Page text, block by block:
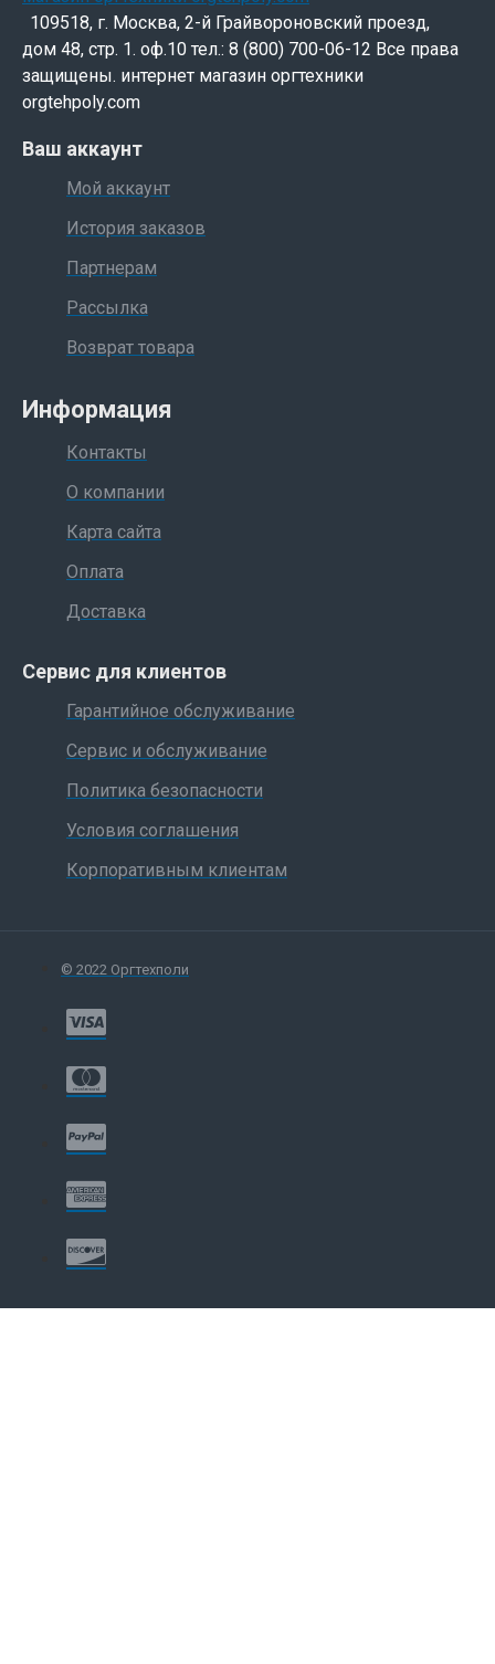
109518, г. Москва, 2-й Грайвороновский проезд,
дом 48, стр. 1. оф.10 тел.: 8 (800) 700-06-12 Все права
защищены. интернет магазин оргтехники
orgtehpoly.com
Ваш аккаунт
Мой аккаунт
История заказов
Партнерам
Рассылка
Возврат товара
Информация
Контакты
О компании
Карта сайта
Оплата
Доставка
Сервис для клиентов
Гарантийное обслуживание
Сервис и обслуживание
Политика безопасности
Условия соглашения
Корпоративным клиентам
© 2022 Оргтехполи